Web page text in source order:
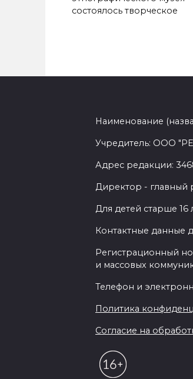
состоялось творческое
Наименование
Учредитель: ООО
Адрес редакции:
Директор - главный
Для детей старше 16
Контактные данные
Регистрационный
и массовых
Телефон и
Политика
Согласие на